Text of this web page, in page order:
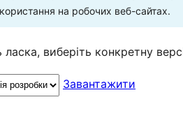
на робочих веб-сайтах.
ласка, виберіть конкретну
Завантажити